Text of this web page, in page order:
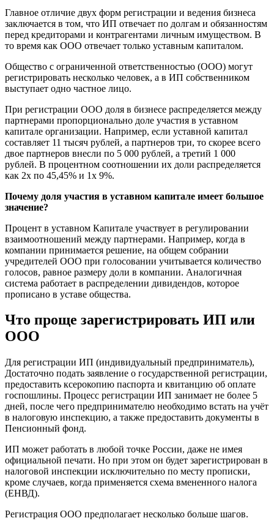
Главное отличие двух форм регистрации и ведения бизнеса
заключается в том, что ИП отвечает по долгам и обязанностям
перед кредиторами и контрагентами личным имуществом. В
то время как ООО отвечает только уставным капиталом.
Общество с ограниченной ответственностью (ООО) могут
регистрировать несколько человек, а в ИП собственником
выступает одно частное лицо.
При регистрации ООО доля в бизнесе распределяется между
партнерами пропорционально доле участия в уставном
капитале организации. Например, если уставной капитал
составляет 11 тысяч рублей, а партнеров три, то скорее всего
двое партнеров внесли по 5 000 рублей, а третий 1 000
рублей. В процентном соотношении их доли распределяется
как 2х по 45,45% и 1х 9%.
Почему доля участия в уставном капитале имеет большое
значение?
Процент в уставном Капитале участвует в регулировании
взаимоотношений между партнерами. Например, когда в
компании принимается решение, на общем собрании
учредителей ООО при голосовании учитывается количество
голосов, равное размеру доли в компании. Аналогичная
система работает в распределении дивидендов, которое
прописано в уставе общества.
Что проще зарегистрировать ИП или
ООО
Для регистрации ИП (индивидуальный предприниматель),
Достаточно подать заявление о государственной регистрации,
предоставить ксерокопию паспорта и квитанцию об оплате
госпошлины. Процесс регистрации ИП занимает не более 5
дней, после чего предпринимателю необходимо встать на учёт
в налоговую инспекцию, а также предоставить документы в
Пенсионный фонд.
ИП может работать в любой точке России, даже не имея
официальной печати. Но при этом он будет зарегистрирован в
налоговой инспекции исключительно по месту прописки,
кроме случаев, когда применяется схема вмененного налога
(ЕНВД).
Регистрация ООО предполагает несколько больше шагов.